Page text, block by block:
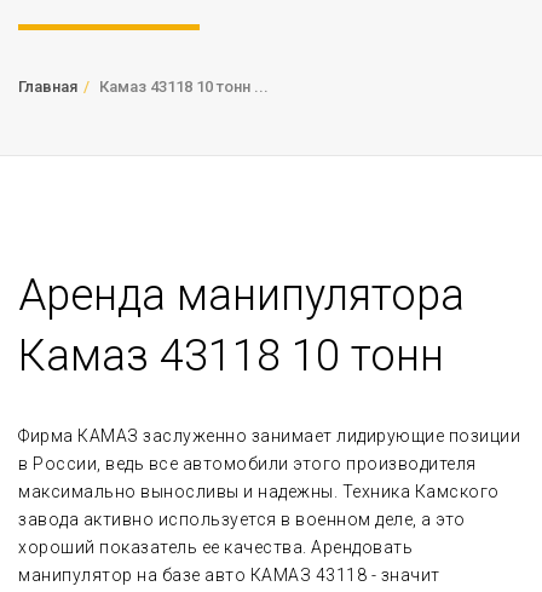
Главная Камаз 43118 10 тонн ...
Аренда манипулятора
Камаз 43118 10 тонн
Фирма КАМАЗ заслуженно занимает лидирующие позиции
в России, ведь все автомобили этого производителя
максимально выносливы и надежны. Техника Камского
завода активно используется в военном деле, а это
хороший показатель ее качества. Арендовать
манипулятор на базе авто КАМАЗ 43118 - значит